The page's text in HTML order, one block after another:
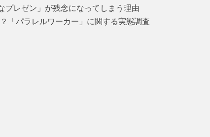
プレゼン」が残念になってしまう理由
「パラレルワーカー」に関する実態調査